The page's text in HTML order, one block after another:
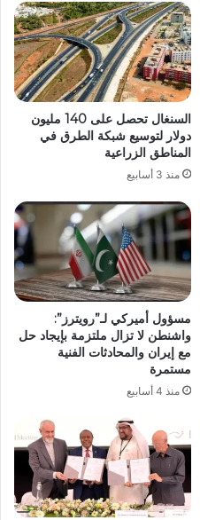
السنغال تحصل على 140 مليون
دولار لتوسيع شبكة الطرق في
المناطق الزراعية
منذ 3 أسابيع
مسؤول أميركي لـ”رويترز”:
واشنطن لا تزال ملتزمة بإيجاد حل
مع إيران والمحادثات الفنية
مستمرة
منذ 4 أسابيع